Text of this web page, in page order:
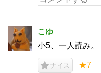
こゆ
小5、一人読み。
ナイス ★7